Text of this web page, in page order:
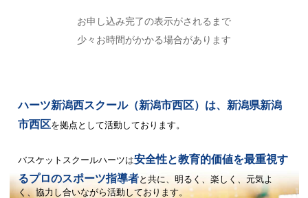
お申し込み完了の表示がされるまで
少々お時間がかかる場合があります
ハーツ新潟西スクール（新潟市西区）は、新潟県新潟
市西区を拠点として活動しております。
バスケットスクールハーツは安全性と教育的価値を最重視す
るプロのスポーツ指導者と共に、 明るく、楽しく、元気よ
く、協力し合いながら活動しております。